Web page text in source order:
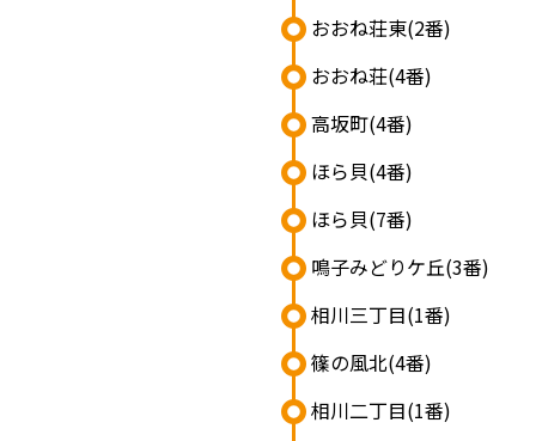
相川二丁目(1番)
篠の風北(4番)
相川三丁目(1番)
鳴子みどりケ丘(3番)
ほら貝(7番)
ほら貝(4番)
高坂町(4番)
おおね荘(4番)
おおね荘東(2番)